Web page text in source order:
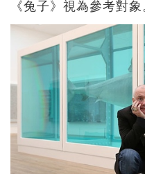
《兔子》視為參考對象